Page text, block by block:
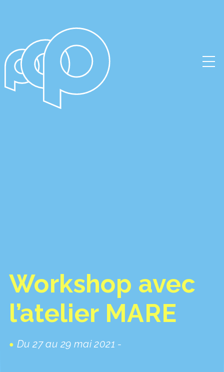
Workshop avec
l’atelier MARE
Du 27 au 29 mai 2021 -